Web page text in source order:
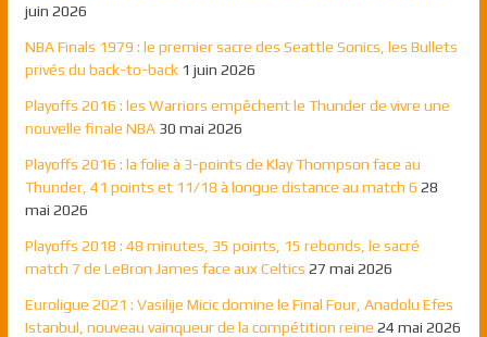
juin 2026
NBA Finals 1979 : le premier sacre des Seattle Sonics, les Bullets
privés du back-to-back 1 juin 2026
Playoffs 2016 : les Warriors empêchent le Thunder de vivre une
nouvelle finale NBA 30 mai 2026
Playoffs 2016 : la folie à 3-points de Klay Thompson face au
Thunder, 41 points et 11/18 à longue distance au match 6 28
mai 2026
Playoffs 2018 : 48 minutes, 35 points, 15 rebonds, le sacré
match 7 de LeBron James face aux Celtics 27 mai 2026
Euroligue 2021 : Vasilije Micic domine le Final Four, Anadolu Efes
Istanbul, nouveau vainqueur de la compétition reine 24 mai 2026